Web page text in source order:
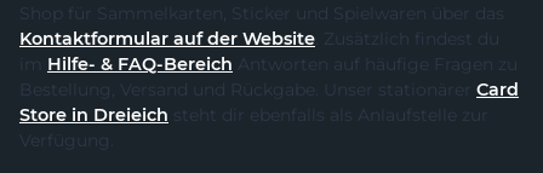
Shop für Sammelkarten, Sticker und Spielwaren über das
Kontaktformular auf der Website. Zusätzlich findest du
im Hilfe- & FAQ-Bereich Antworten auf häufige Fragen zu
Bestellung, Versand und Rückgabe. Unser stationärer Card
Store in Dreieich steht dir ebenfalls als Anlaufstelle zur
Verfügung.